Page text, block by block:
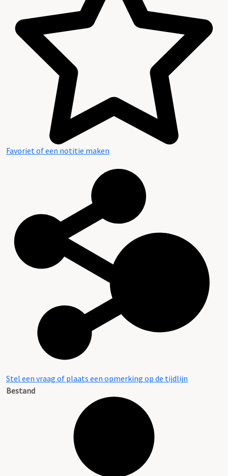
Favoriet of een notitie maken
Stel een vraag of plaats een opmerking op de tijdlijn
Bestand